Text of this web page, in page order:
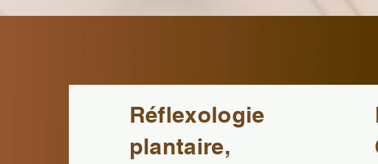
Réflexologie
plantaire,